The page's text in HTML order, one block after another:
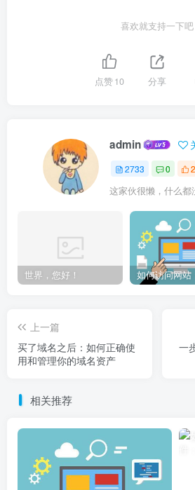
喜欢就支持一下吧
点赞10 分享
admin
2733 0
这家伙很懒，什么都
世界，您好！
上一篇
买了域名之后：如何正确使
用和管理你的域名资产
一
相关推荐